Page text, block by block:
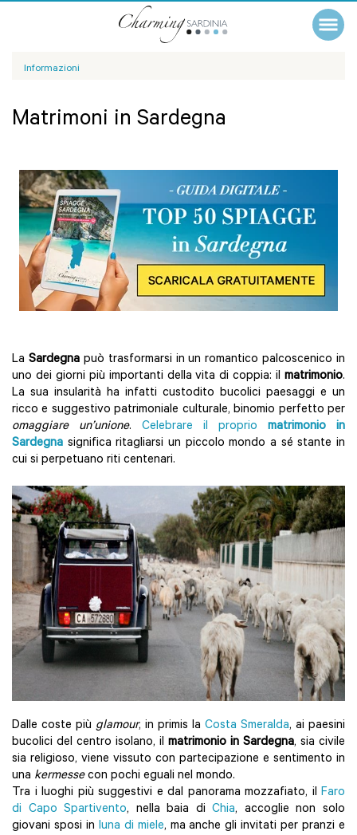
Informazioni
Matrimoni in Sardegna
La Sardegnapuò trasformarsi in un romantico palcoscenico in
uno dei giorni più importanti della vita di coppia: il matrimonio.
La sua insularità ha infatti custodito bucolici paesaggi e un
ricco e suggestivo patrimoniale culturale, binomio perfetto per
omaggiare un’unione. Celebrare il proprio matrimonio in
Sardegna significa ritagliarsi un piccolo mondo a sé stante in
cui si perpetuano riti centenari.
Dalle coste più glamour, in primis la Costa Smeralda, ai paesini
bucolici del centro isolano, il matrimonio in Sardegna, sia civile
sia religioso, viene vissuto con partecipazione e sentimento in
una kermessecon pochi eguali nel mondo.
Tra i luoghi più suggestivi e dal panorama mozzafiato, il Faro
di Capo Spartivento, nella baia diChia, accoglie non solo
giovani sposi in luna di miele, ma anche gli invitati per pranzi e